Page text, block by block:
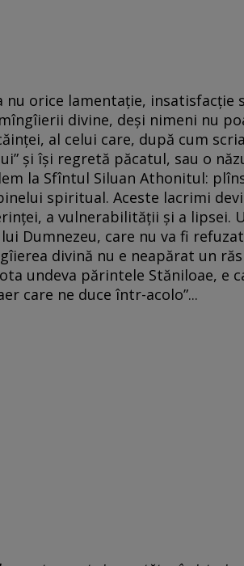
orice lamentație, insatisfacție
divine, deși nimeni nu
al celui care, după cum
și își regretă păcatul, sau o
la Sfîntul Siluan Athonitul:
spiritual. Aceste lacrimi
a vulnerabilității și a lipsei.
Dumnezeu, care nu va fi
divină nu e neapărat un
undeva părintele Stăniloae, e
care ne duce într-acolo”...